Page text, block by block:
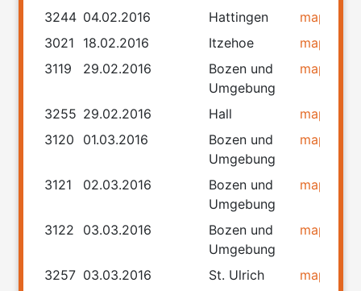
3244 04.02.2016 Hattingen map
3021
18.02.2016 Itzehoe map
3119
29.02.2016
Bozen und
Umgebung
map
3255 29.02.2016 Hall map
3120
01.03.2016
Bozen und
Umgebung
map
3121 02.03.2016
Bozen und
Umgebung
map
3122 03.03.2016
Bozen und
Umgebung
map
3257 03.03.2016 St. Ulrich map